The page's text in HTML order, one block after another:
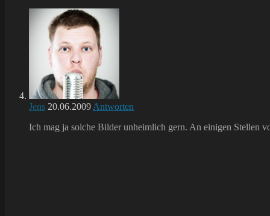
Jens 20.06.2009 Antworten
Ich mag ja solche Bilder unheimlich gern. An einigen Stellen